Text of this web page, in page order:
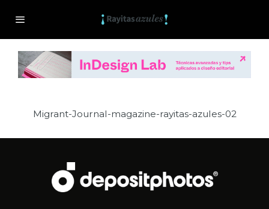
Migrant-Journal-magazine-rayitas-azules-02